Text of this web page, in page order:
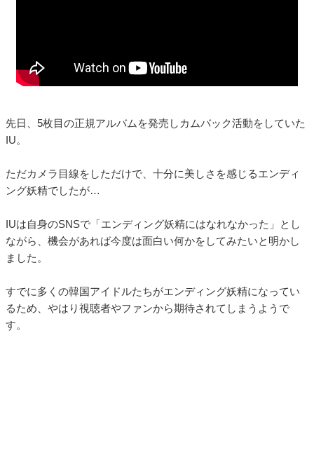
先日、5枚目の正規アルバムを発売しカムバック活動をしていた
IU。
ただカメラ目線をしただけで、十分に美しさを感じるエンディ
ング妖精でしたが…
IUは自身のSNSで「エンディング妖精にはなれなかった」とし
ながら、機会があれば今度は面白い何かをしてみたいと明かし
ました。
すでに多くの韓国アイドルたちがエンディング妖精になってい
るため、やはり視聴者やファンから期待されてしまうようで
す。